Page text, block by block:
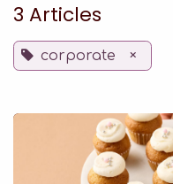
3 Articles
corporate ×